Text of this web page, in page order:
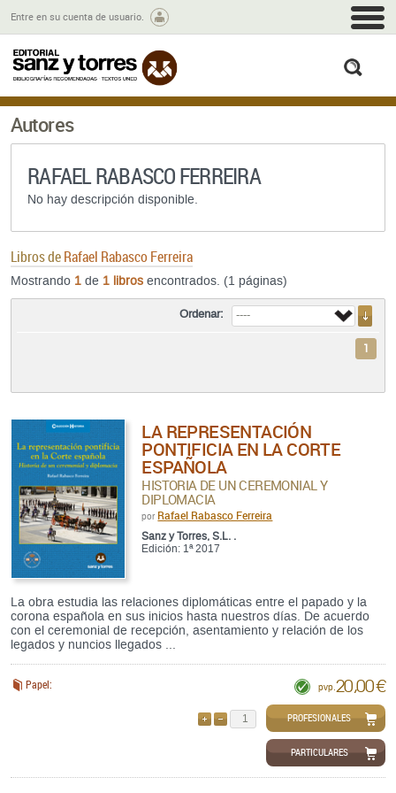
Entre en su cuenta de usuario.
Autores
RAFAEL RABASCO FERREIRA
No hay descripción disponible.
Libros deRafael Rabasco Ferreira
Mostrando 1 de 1 libros encontrados. (1 páginas)
Ordenar:
1
LA REPRESENTACIÓN
PONTIFICIA EN LA CORTE
ESPAÑOLA
HISTORIA DE UN CEREMONIAL Y
DIPLOMACIA
por Rafael Rabasco Ferreira
Sanz y Torres, S.L. .
Edición: 1ª 2017
La obra estudia las relaciones diplomáticas entre el papado y la
corona española en sus inicios hasta nuestros días. De acuerdo
con el ceremonial de recepción, asentamiento y relación de los
legados y nuncios llegados ...
Papel: pvp. 20,00 €
QUITARPROFESIONALES
PARTICULARES